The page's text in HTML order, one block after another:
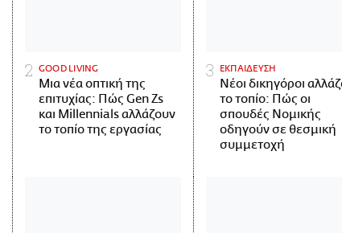
GOOD LIVING
Μια νέα οπτική της
επιτυχίας: Πώς Gen Zs
και Millennials αλλάζουν
το τοπίο της εργασίας
ΕΚΠΑΙΔΕΥΣΗ
Νέοι δικηγόροι
το τοπίο: Πώς οι
σπουδές Νομικής
οδηγούν σε θεσμική
συμμετοχή